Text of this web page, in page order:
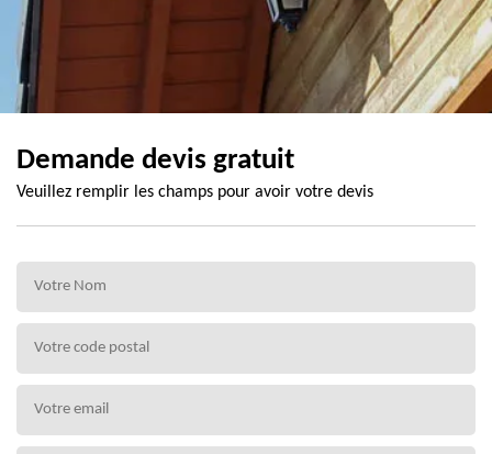
Demande devis gratuit
Veuillez remplir les champs pour avoir votre devis